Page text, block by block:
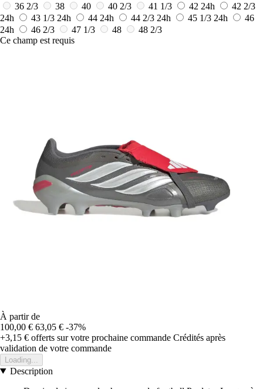
36 2/3
38 40 40 2/3 41 1/3 42 24h
42 2/3
24h
43 1/3 24h 44 24h 44 2/3 24h 45 1/3 24h
46
24h
46 2/3 47 1/3 48
48 2/3
Ce champ est requis
À partir de
100,00 € 63,05 € -37%
+3,15 € offerts sur votre prochaine commande Crédités après
validation de votre commande
Loading...
Description